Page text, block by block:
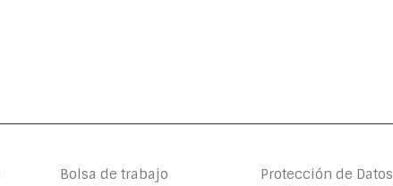
Bolsa de trabajo
Protección de Datos